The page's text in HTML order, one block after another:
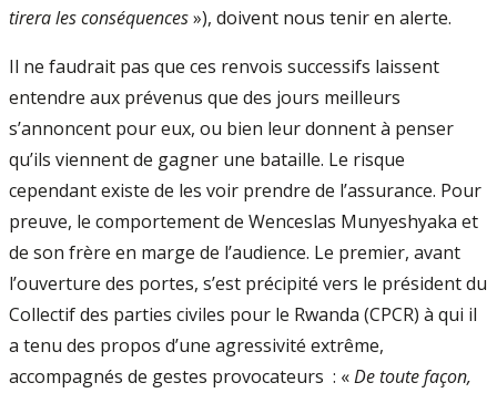
tirera les conséquences»), doivent nous tenir en alerte.
Il ne faudrait pas que ces renvois successifs laissent
entendre aux prévenus que des jours meilleurs
s’annoncent pour eux, ou bien leur donnent à penser
qu’ils viennent de gagner une bataille. Le risque
cependant existe de les voir prendre de l’assurance. Pour
preuve, le comportement de Wenceslas Munyeshyaka et
de son frère en marge de l’audience. Le premier, avant
l’ouverture des portes, s’est précipité vers le président du
Collectif des parties civiles pour le Rwanda (CPCR) à qui il
a tenu des propos d’une agressivité extrême,
accompagnés de gestes provocateurs : «De toute façon,